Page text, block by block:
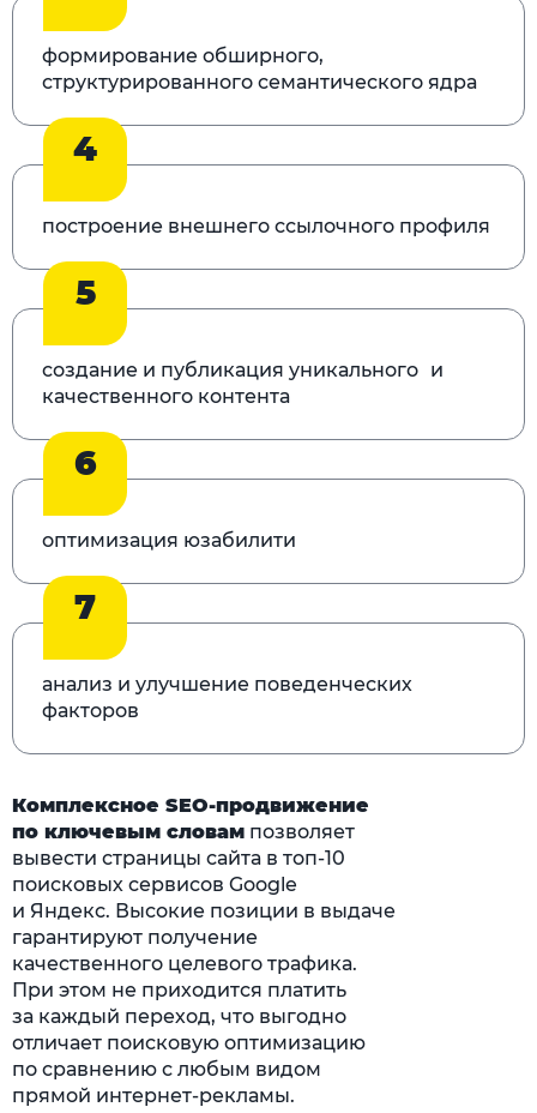
формирование обширного,
структурированного семантического ядра
4
построение внешнего ссылочного профиля
5
создание и публикация уникального и
качественного контента
6
оптимизация юзабилити
7
анализ и улучшение поведенческих
факторов
Комплексное SEO-продвижение
по ключевым словам позволяет
вывести страницы сайта в топ-10
поисковых сервисов Google
и Яндекс. Высокие позиции в выдаче
гарантируют получение
качественного целевого трафика.
При этом не приходится платить
за каждый переход, что выгодно
отличает поисковую оптимизацию
по сравнению с любым видом
прямой интернет-рекламы.